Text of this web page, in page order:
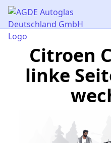
AGDE Autoglas
Citroen
linke